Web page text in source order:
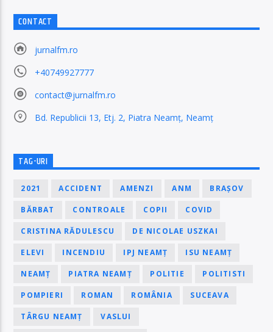
CONTACT
jurnalfm.ro
+40749927777
contact@jurnalfm.ro
Bd. Republicii 13, Etj. 2, Piatra Neamț, Neamț
TAG-URI
2021 ACCIDENT AMENZI ANM BRAȘOV
BĂRBAT CONTROALE COPII COVID
CRISTINA RĂDULESCU DE NICOLAE USZKAI
ELEVI INCENDIU IPJ NEAMȚ ISU NEAMȚ
NEAMȚ PIATRA NEAMȚ POLITIE POLITISTI
POMPIERI ROMAN ROMÂNIA SUCEAVA
TÂRGU NEAMȚ VASLUI